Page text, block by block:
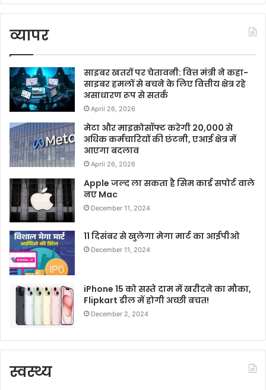
व्यापर
साइबर खतरों पर चेतावनी: वित्त मंत्री ने कहा-
साइबर हमलों से बचने के लिए वित्तीय क्षेत्र रहे
असाधारण रूप से सतर्क
April 26, 2026
मेटा और माइक्रोसॉफ्ट करेगी 20,000 से
अधिक कर्मचारियों की छंटनी, एआई क्षेत्र में
आएगा बदलाव
April 26, 2026
Apple जल्द ला सकता है सिम कार्ड सपोर्ट वाले
नए Mac
December 11, 2024
11 दिसंबर से खुलेगा मेगा मार्ट का आईपीओ
December 11, 2024
iPhone 15 को सस्ते दाम में खरीदने का मौका,
Flipkart डील में होगी अच्छी बचत!
December 2, 2024
स्वस्थ्य